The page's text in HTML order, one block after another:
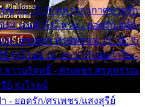
ณ 12. 35:26 ทหารอากาศขาดรัก
คนหัวใจโทรม - ยอดรัก สลัก
น่ - ศรเพชร ศรสุพรรณ 15. 46:35
รุ่งโรจน์ 16. 49:57 กำนันกำใน -
สาวบริสุทธิ์ - ศรเพชร ศรสุพรรณ
รีย์ รุ่งโรจน์
- ยอดรัก/ศรเพชร/แสงสุรีย์